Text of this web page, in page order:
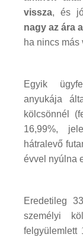
vissza, és
nagy az ára
ha nincs más
Egyik
anyukája
kölcsönnél
16,99%,
hátralevő
évvel nyúlna
Eredetileg
személyi